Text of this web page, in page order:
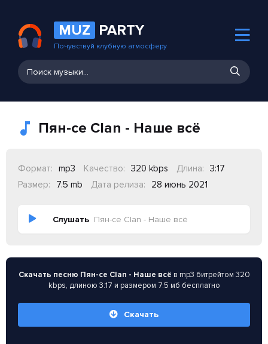
MUZ PARTY
Почувствуй клубную атмосферу
Пян-се Clan - Наше всё
Формат: mp3 Качество: 320 kbps Длина:
3:17
Размер:
7.5 mb Дата релиза: 28 июнь 2021
Слушать Пян-се Clan - Наше всё
Скачать песню Пян-се Clan - Наше всё в mp3 битрейтом 320
kbps, длиною 3:17 и размером 7.5 мб бесплатно
Скачать